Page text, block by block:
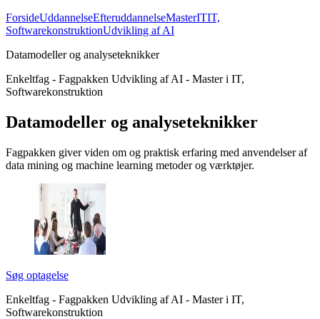
ForsideUddannelseEfteruddannelseMasterITIT,
SoftwarekonstruktionUdvikling af AI
Datamodeller og analyseteknikker
Enkeltfag - Fagpakken Udvikling af AI - Master i IT,
Softwarekonstruktion
Data­model­ler og analyse­teknik­ker
Fagpakken giver viden om og praktisk erfaring med anvendelser af
data mining og machine learning metoder og værktøjer.
Søg optagelse
Enkeltfag - Fagpakken Udvikling af AI - Master i IT,
Softwarekonstruktion